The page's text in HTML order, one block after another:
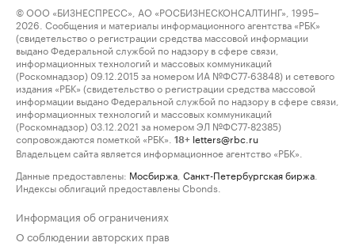
© ООО «БИЗНЕСПРЕСС», АО «РОСБИЗНЕСКОНСАЛТИНГ», 1995–
2026. Сообщения и материалы информационного агентства «РБК»
(свидетельство о регистрации средства массовой информации
выдано Федеральной службой по надзору в сфере связи,
информационных технологий и массовых коммуникаций
(Роскомнадзор) 09.12.2015 за номером ИА №ФС77-63848) и сетевого
издания «РБК» (свидетельство о регистрации средства массовой
информации выдано Федеральной службой по надзору в сфере связи,
информационных технологий и массовых коммуникаций
(Роскомнадзор) 03.12.2021 за номером ЭЛ №ФС77-82385)
сопровождаются пометкой «РБК».
18+ letters@rbc.ru
Владельцем сайта является информационное агентство «РБК».
Данные предоставлены: Мосбиржа Санкт-Петербургская биржа
Индексы облигаций предоставлены Cbonds.
Информация об ограничениях
О соблюдении авторских прав